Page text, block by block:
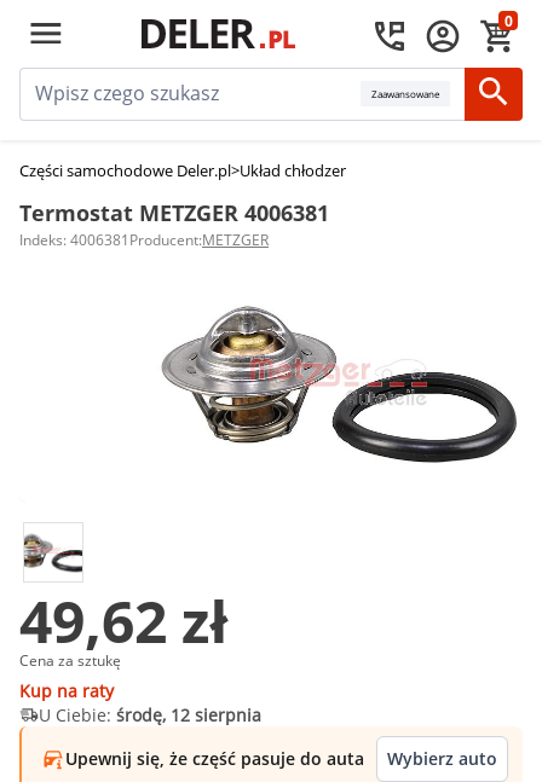
0
Zaawansowane
Części samochodowe Deler.pl>Układ chłodzenia silnika
Termostat METZGER 4006381
Indeks: 4006381Producent:METZGER
49,62 zł
Cena za sztukę
Kup na raty
U Ciebie: środę, 12 sierpnia
Upewnij się, że część pasuje do auta
Wybierz auto